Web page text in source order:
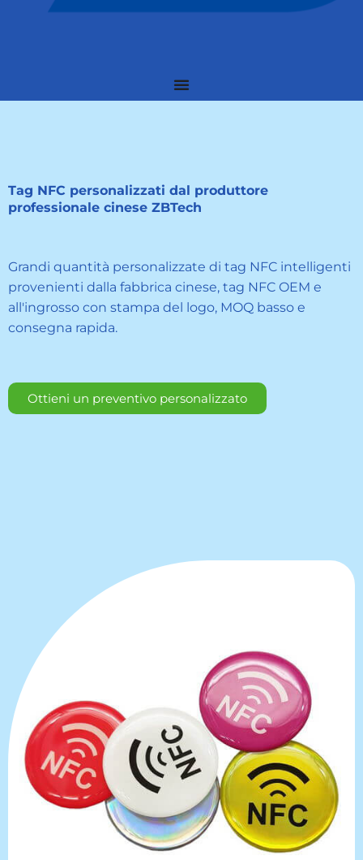
Tag NFC personalizzati dal produttore
professionale cinese ZBTech
Grandi quantità personalizzate di tag NFC intelligenti
provenienti dalla fabbrica cinese, tag NFC OEM e
all'ingrosso con stampa del logo, MOQ basso e
consegna rapida.
Ottieni un preventivo personalizzato